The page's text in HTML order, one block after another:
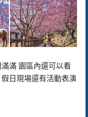
滿 園區內還可以看
日現場還有活動表演